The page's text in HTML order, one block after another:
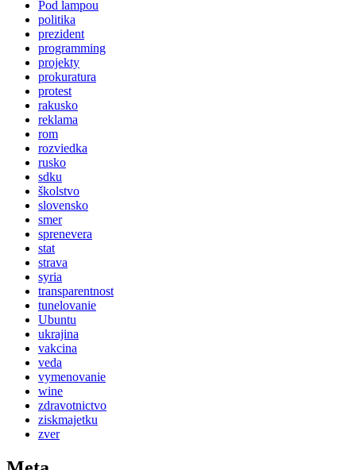
Pod lampou
politika
prezident
programming
projekty
prokuratura
protest
rakusko
reklama
rom
rozviedka
rusko
sdku
školstvo
slovensko
smer
sprenevera
stat
strava
syria
transparentnost
tunelovanie
Ubuntu
ukrajina
vakcina
veda
vymenovanie
wine
zdravotnictvo
ziskmajetku
zver